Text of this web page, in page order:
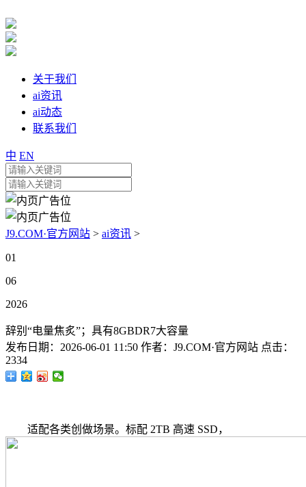
关于我们
ai资讯
ai动态
联系我们
中 EN
J9.COM·官方网站 > ai资讯 >
01
06
2026
辞别“电量焦炙”；具有8GBDR7大容量
发布日期： 2026-06-01 11:50 作者： J9.COM·官方网站 点击：
2334
适配各类创做场景。标配 2TB 高速 SSD，